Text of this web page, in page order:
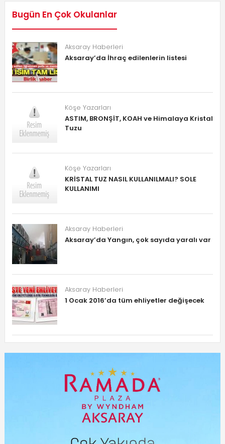
Bugün En Çok Okulanlar
Aksaray Haberleri
Aksaray’da İhraç edilenlerin listesi
Köşe Yazarları
ASTIM, BRONŞİT, KOAH ve Himalaya Kristal
Tuzu
Köşe Yazarları
KRİSTAL TUZ NASIL KULLANILMALI? SOLE
KULLANIMI
Aksaray Haberleri
Aksaray’da Yangın, çok sayıda yaralı var
Aksaray Haberleri
1 Ocak 2016’da tüm ehliyetler değişecek